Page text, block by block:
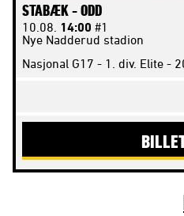
STABÆK -ODD
10.08. 14:00 #1
Nye Nadderud stadion
Nasjonal G17 - 1. div. Elite -